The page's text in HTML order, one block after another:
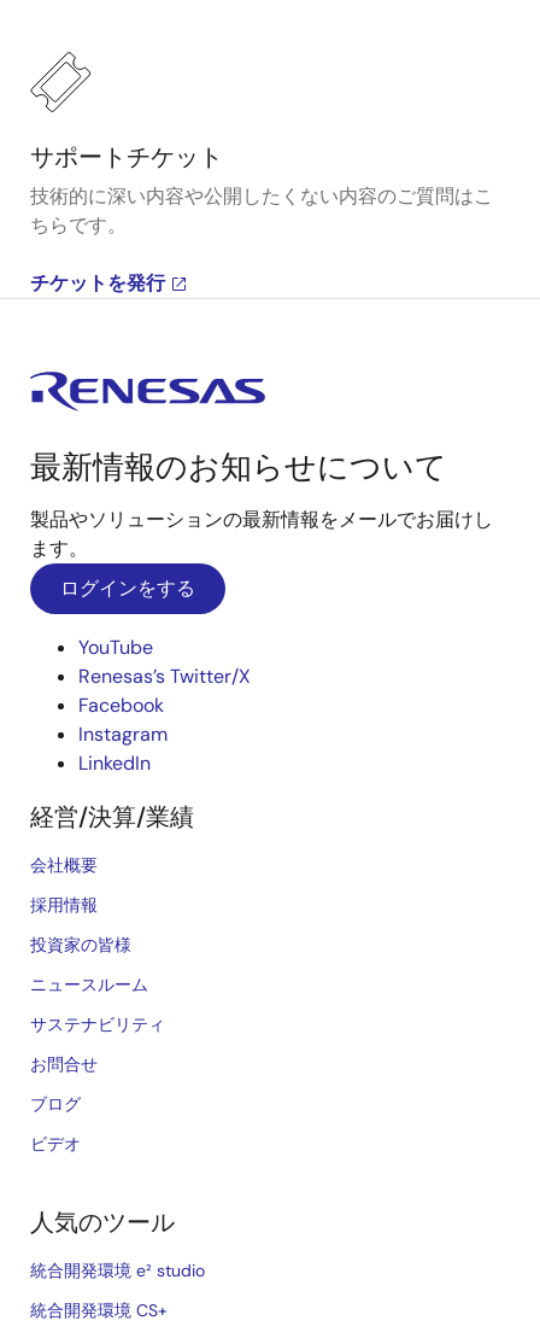
サポートチケット
技術的に深い内容や公開したくない内容のご質問はこ
ちらです。
チケットを発行
最新情報のお知らせについて
製品やソリューションの最新情報をメールでお届けし
ます。
ログインをする
YouTube
Renesas’s Twitter/X
Facebook
Instagram
LinkedIn
経営/決算/業績
会社概要
採用情報
投資家の皆様
ニュースルーム
サステナビリティ
お問合せ
ブログ
ビデオ
人気のツール
統合開発環境 e² studio
統合開発環境 CS+